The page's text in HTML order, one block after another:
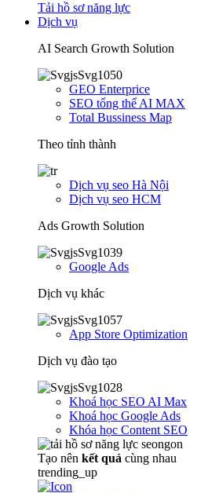
Tải hồ sơ năng lực
Dịch vụ
AI Search Growth Solution
GEO Enterprice
SEO tổng thể AI MAX
Total Bussiness Map
Theo tỉnh thành
Dịch vụ seo Hà Nội
Dịch vụ seo HCM
Ads Growth Solution
Google Ads
Dịch vụ khác
App Store Optimization
Dịch vụ đào tạo
Khoá học SEO AI Max
Khoá học Google Ads
Khóa học Content SEO
Tạo nên kết quả cùng nhau
trending_up